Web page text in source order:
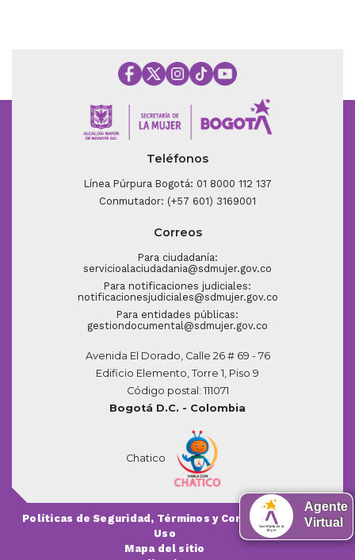
Teléfonos
Línea Púrpura Bogotá: 01 8000 112 137
Conmutador: (+57 601) 3169001
Correos
Para ciudadanía:
servicioalaciudadania@sdmujer.gov.co
Para notificaciones judiciales:
notificacionesjudiciales@sdmujer.gov.co
Para entidades públicas:
gestiondocumental@sdmujer.gov.co
Avenida El Dorado, Calle 26 # 69 - 76
Edificio Elemento, Torre 1, Piso 9
Código postal: 111071
Bogotá D.C. - Colombia
Chatico
Políticas de Seguridad, Términos y Condiciones de
Uso
Mapa del sitio
Agente
Virtual